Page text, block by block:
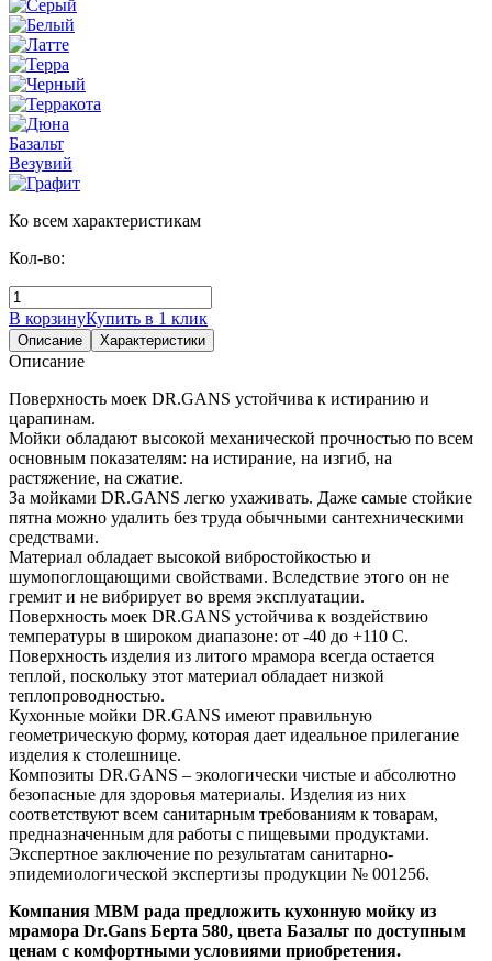
Базальт
Везувий
Ко всем характеристикам
Кол-во:
В корзинуКупить в 1 клик
Описание Характеристики
Описание
Поверхность моек DR.GANS устойчива к истиранию и
царапинам.
Мойки обладают высокой механической прочностью по всем
основным показателям: на истирание, на изгиб, на
растяжение, на сжатие.
За мойками DR.GANS легко ухаживать. Даже самые стойкие
пятна можно удалить без труда обычными сантехническими
средствами.
Материал обладает высокой вибростойкостью и
шумопоглощающими свойствами. Вследствие этого он не
гремит и не вибрирует во время эксплуатации.
Поверхность моек DR.GANS устойчива к воздействию
температуры в широком диапазоне: от -40 до +110 С.
Поверхность изделия из литого мрамора всегда остается
теплой, поскольку этот материал обладает низкой
теплопроводностью.
Кухонные мойки DR.GANS имеют правильную
геометрическую форму, которая дает идеальное прилегание
изделия к столешнице.
Композиты DR.GANS – экологически чистые и абсолютно
безопасные для здоровья материалы. Изделия из них
соответствуют всем санитарным требованиям к товарам,
предназначенным для работы с пищевыми продуктами.
Экспертное заключение по результатам санитарно-
эпидемиологической экспертизы продукции № 001256.
Компания МВМ рада предложить кухонную мойку из
мрамора Dr.Gans Берта 580, цвета Базальт по доступным
ценам с комфортными условиями приобретения.